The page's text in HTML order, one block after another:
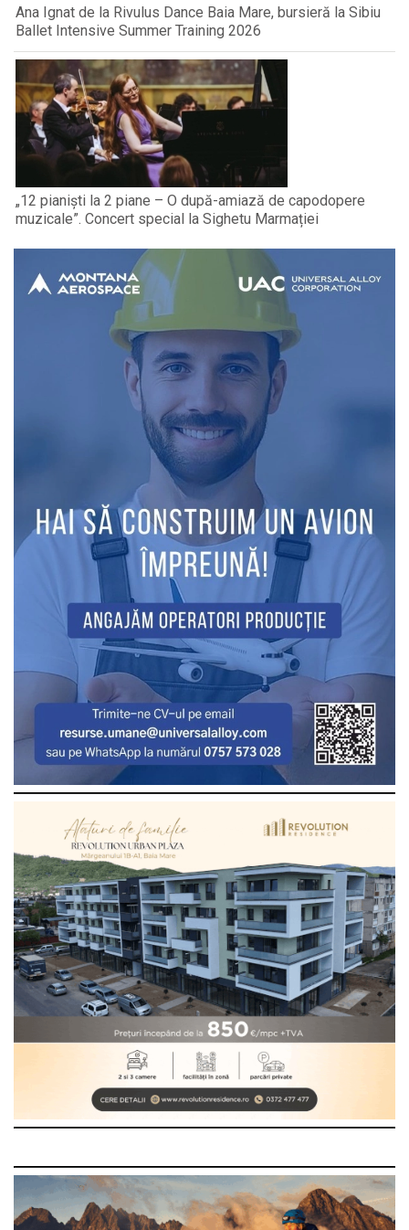
Ana Ignat de la Rivulus Dance Baia Mare, bursieră la Sibiu
Ballet Intensive Summer Training 2026
„12 pianiști la 2 piane – O după-amiază de capodopere
muzicale”. Concert special la Sighetu Marmației